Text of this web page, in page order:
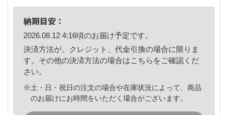
納期目安：
2026.08.12 4:16頃のお届け予定です。
決済方法が、クレジット、代金引換の場合に限りま
す。その他の決済方法の場合はこちら をご確認くだ
さい。
※土・日・祝日の注文の場合や在庫状況によって、商品
のお届けにお時間をいただく場合がございます。